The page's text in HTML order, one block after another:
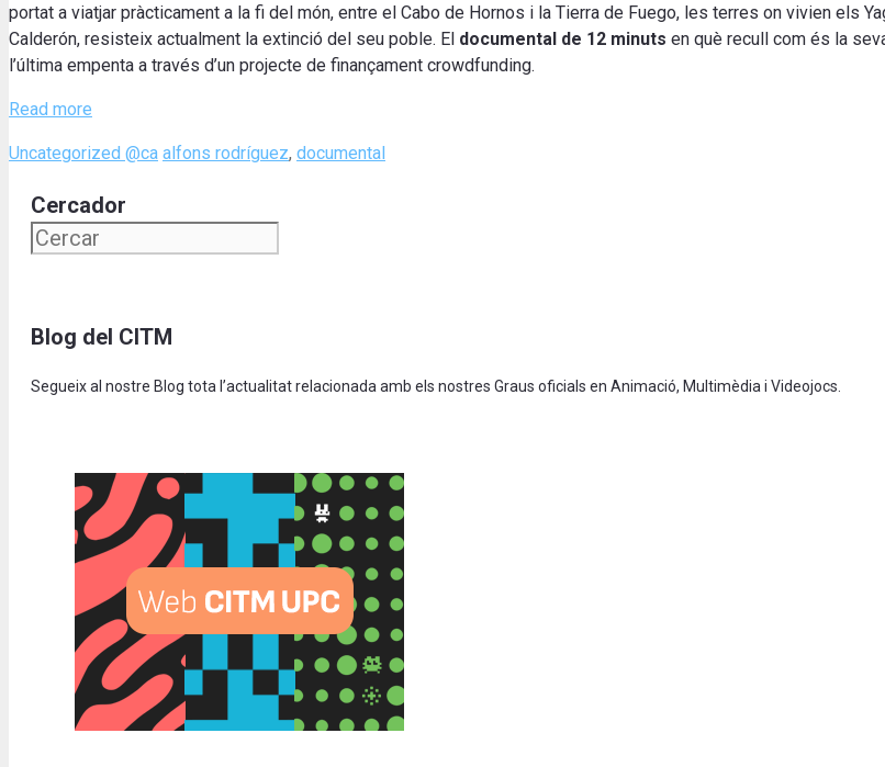
portat a viatjar pràcticament a la fi del món, entre el Cabo de Hornos i la Tierra de Fuego, les terres on vivien els
Calderón, resisteix actualment la extinció del seu poble. El documental de 12 minuts en què recull com és la
l’última empenta a través d’un projecte de finançament crowdfunding.
Read more
Categories
Uncategorized @ca Tags
alfons rodríguez, documental
Cercador
Blog del CITM
Segueix al nostre Blog tota l’actualitat relacionada amb els nostres Graus oficials en Animació, Multimèdia i Videojocs.